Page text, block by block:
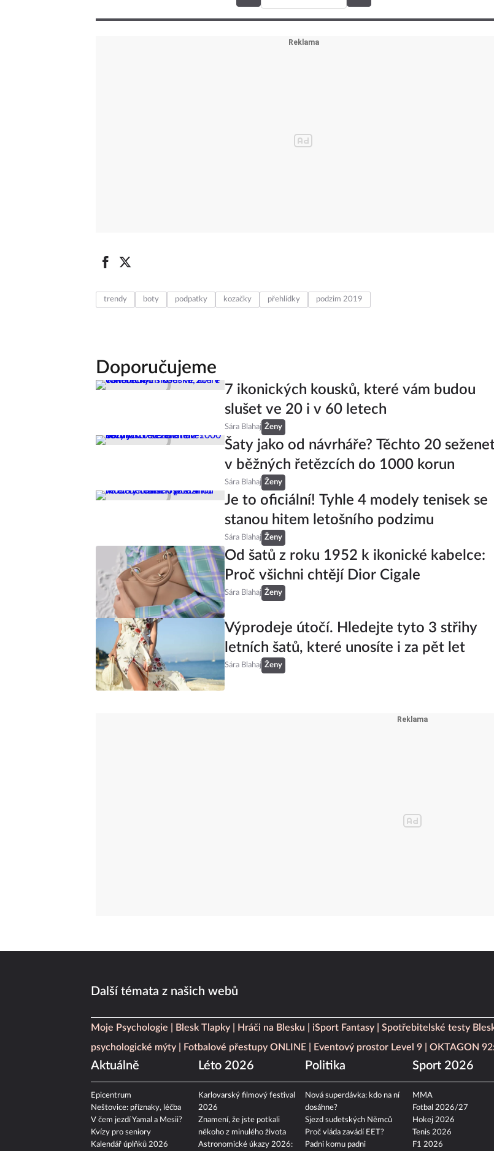
trendy boty podpatky kozačky přehlídky podzim 2019
Doporučujeme
7 ikonických kousků, které vám budou
slušet ve 20 i v 60 letech
Sára Blahaj Ženy
Šaty jako od návrháře? Těchto 20
v běžných řetězcích do 1000 korun
Sára Blahaj Ženy
Je to oficiální! Tyhle 4 modely tenisek se
stanou hitem letošního podzimu
Sára Blahaj Ženy
Od šatů z roku 1952 k ikonické kabelce:
Proč všichni chtějí Dior Cigale
Sára Blahaj Ženy
Výprodeje útočí. Hledejte tyto 3 střihy
letních šatů, které unosíte i za pět let
Sára Blahaj Ženy
Další témata z našich webů
Moje Psychologie Blesk Tlapky Hráči na Blesku iSport Fantasy Spotřebitelské testy
psychologické mýty
Fotbalové přestupy ONLINE Eventový prostor Level 9 OKTAGON
Aktuálně
Epicentrum
Neštovice: příznaky, léčba
V čem jezdí Yamal a Mesii?
Kvízy pro seniory
Kalendář úplňků 2026
Léto 2026
Karlovarský filmový festival
2026
Znamení, že jste potkali
někoho z minulého života
Astronomické úkazy 2026:
Politika
Nová superdávka: kdo na ní
dosáhne?
Sjezd sudetských Němců
Proč vláda zavádí EET?
Padni komu padni
Sport 2026
MMA
Fotbal 2026/27
Hokej 2026
Tenis 2026
F1 2026